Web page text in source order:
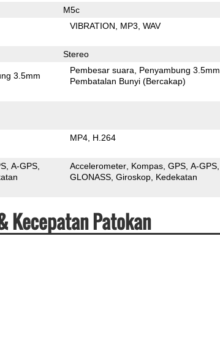
M5c
VIBRATION MP3 WAV
Stereo
3.5mm
Pembesar suara
Penyambung 3.5mm
Pembatalan Bunyi (Bercakap)
MP4 H.264
A-GPS
Accelerometer Kompas GPS A-GPS
GLONASS Giroskop Kedekatan
Kecepatan Patokan